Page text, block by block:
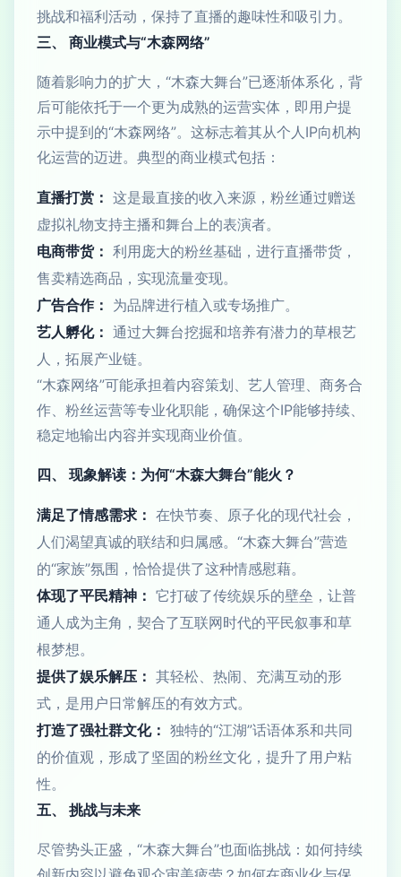
挑战和福利活动，保持了直播的趣味性和吸引力。
三、 商业模式与“木森网络”
随着影响力的扩大，“木森大舞台”已逐渐体系化，背
后可能依托于一个更为成熟的运营实体，即用户提
示中提到的“木森网络”。这标志着其从个人IP向机构
化运营的迈进。典型的商业模式包括：
直播打赏： 这是最直接的收入来源，粉丝通过赠送
虚拟礼物支持主播和舞台上的表演者。
电商带货： 利用庞大的粉丝基础，进行直播带货，
售卖精选商品，实现流量变现。
广告合作： 为品牌进行植入或专场推广。
艺人孵化： 通过大舞台挖掘和培养有潜力的草根艺
人，拓展产业链。
“木森网络”可能承担着内容策划、艺人管理、商务合
作、粉丝运营等专业化职能，确保这个IP能够持续、
稳定地输出内容并实现商业价值。
四、 现象解读：为何“木森大舞台”能火？
满足了情感需求： 在快节奏、原子化的现代社会，
人们渴望真诚的联结和归属感。“木森大舞台”营造
的“家族”氛围，恰恰提供了这种情感慰藉。
体现了平民精神： 它打破了传统娱乐的壁垒，让普
通人成为主角，契合了互联网时代的平民叙事和草
根梦想。
提供了娱乐解压： 其轻松、热闹、充满互动的形
式，是用户日常解压的有效方式。
打造了强社群文化： 独特的“江湖”话语体系和共同
的价值观，形成了坚固的粉丝文化，提升了用户粘
性。
五、 挑战与未来
尽管势头正盛，“木森大舞台”也面临挑战：如何持续